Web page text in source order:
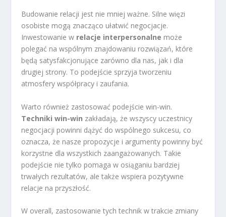
Budowanie relacji jest nie mniej ważne. Silne więzi
osobiste mogą znacząco ułatwić negocjacje.
Inwestowanie w relacje interpersonalne może
polegać na wspólnym znajdowaniu rozwiązań, które
będą satysfakcjonujące zarówno dla nas, jak i dla
drugiej strony. To podejście sprzyja tworzeniu
atmosfery współpracy i zaufania.
Warto również zastosować podejście win-win.
Techniki win-win zakładają, że wszyscy uczestnicy
negocjacji powinni dążyć do wspólnego sukcesu, co
oznacza, że nasze propozycje i argumenty powinny być
korzystne dla wszystkich zaangażowanych. Takie
podejście nie tylko pomaga w osiąganiu bardziej
trwałych rezultatów, ale także wspiera pozytywne
relacje na przyszłość.
W overall, zastosowanie tych technik w trakcie zmiany